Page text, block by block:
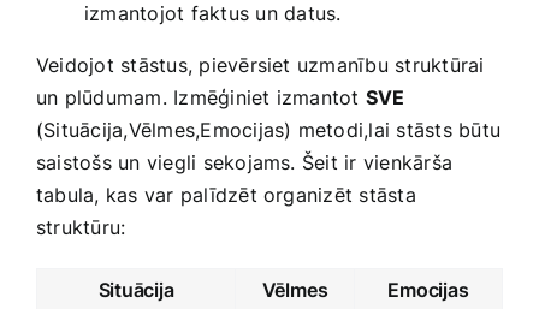
izmantojot faktus un datus.
Veidojot stāstus, pievērsiet uzmanību struktūrai‌
un plūdumam. Izmēģiniet ‍izmantot SVE
(Situācija,Vēlmes,Emocijas) ​metodi,lai stāsts ‌būtu
saistošs un viegli sekojams. Šeit ir vienkārša
tabula, kas ​var palīdzēt organizēt‌ stāsta⁤
struktūru:
Situācija Vēlmes Emocijas